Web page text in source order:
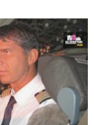
soli, di
69